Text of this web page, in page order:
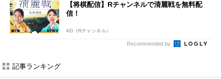
【将棋配信】Rチャンネルで清麗戦を無料配
信！
AD（Rチャンネル）
Recommended by
記事ランキング